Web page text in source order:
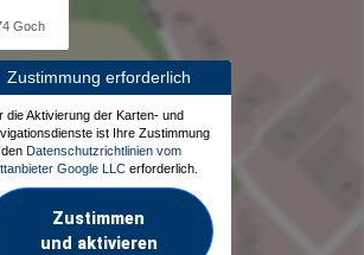
Goch
Zustimmung erforderlich
die Aktivierung der Karten- und
ist Ihre Zustimmung
Datenschutzrichtlinien vom
Google LLC erforderlich.
Zustimmen
und aktivieren